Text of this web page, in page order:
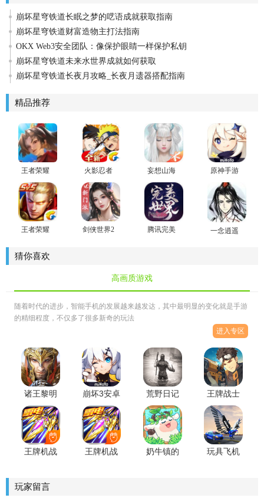
崩坏星穹铁道长眠之梦的呓语成就获取指南
崩坏星穹铁道财富造物主打法指南
OKX Web3安全团队：像保护眼睛一样保护私钥
崩坏星穹铁道未来水世界成就如何获取
崩坏星穹铁道长夜月攻略_长夜月遗器搭配指南
精品推荐
王者荣耀
国际版
honor of
kings官方
最新版
火影忍者
忍者新世
代手游
妄想山海
腾讯官方
版
原神手游
王者荣耀
剑侠世界2
腾讯完美
一念逍遥
猜你喜欢
高画质游戏
随着时代的进步，智能手机的发展越来越发达，其中最明显的变化就是手游
的精细程度，不仅多了很多新奇的玩法
进入专区
诸王黎明
九游版
崩坏3安卓
版
荒野日记
孤岛腾讯
应用宝版
王牌战士
樱花币免
费版
王牌机战
王牌机战
奶牛镇的
玩具飞机
玩家留言